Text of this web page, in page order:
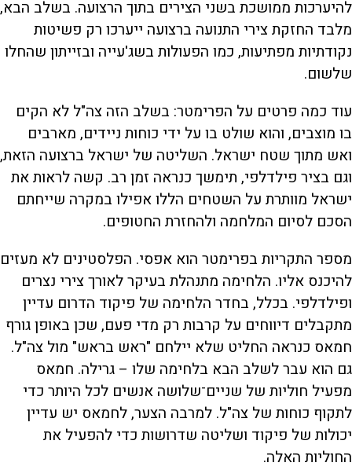
להיערכות ממושכת בשני הצירים בתוך הרצועה. בשלב הבא,
מלבד החזקת צירי התנועה ברצועה ייערכו רק פשיטות
נקודתיות מפתיעות, כמו הפעולות בשג'עייה ובזייתון שהחלו
שלשום.
עוד כמה פרטים על הפרימטר: בשלב הזה צה"ל לא הקים
בו מוצבים, והוא שולט בו על ידי כוחות ניידים, מארבים
ואש מתוך שטח ישראל. השליטה של ישראל ברצועה הזאת,
וגם בציר פילדלפי, תימשך כנראה זמן רב. קשה לראות את
ישראל מוותרת על השטחים הללו אפילו במקרה שייחתם
הסכם לסיום המלחמה ולהחזרת החטופים.
מספר התקריות בפרימטר הוא אפסי. הפלסטינים לא מעזים
להיכנס אליו. הלחימה מתנהלת בעיקר לאורך צירי נצרים
ופילדלפי. בכלל, בחדר הלחימה של פיקוד הדרום עדיין
מתקבלים דיווחים על קרבות רק מדי פעם, שכן באופן גורף
חמאס כנראה החליט שלא יילחם "ראש בראש" מול צה"ל.
גם הוא עבר לשלב הבא בלחימה שלו – גרילה. חמאס
מפעיל חוליות של שניים־שלושה אנשים לכל היותר כדי
לתקוף כוחות של צה"ל. למרבה הצער, לחמאס יש עדיין
יכולות של פיקוד ושליטה שדרושות כדי להפעיל את
החוליות האלה.